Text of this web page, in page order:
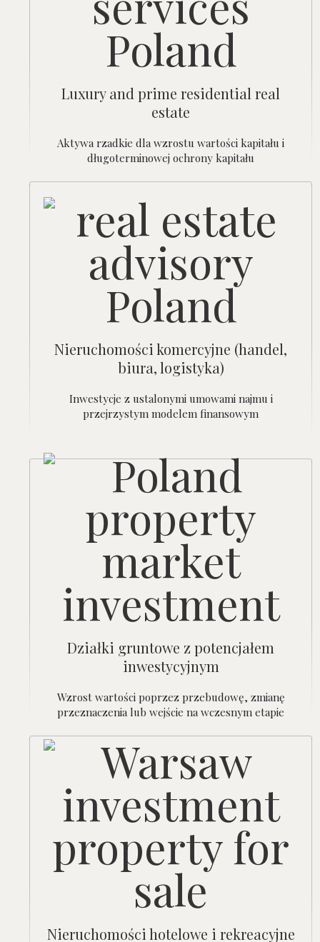
Luxury and prime residential real
estate
Aktywa rzadkie dla wzrostu wartości kapitału i
długoterminowej ochrony kapitału
Nieruchomości komercyjne (handel,
biura, logistyka)
Inwestycje z ustalonymi umowami najmu i
przejrzystym modelem finansowym
Działki gruntowe z potencjałem
inwestycyjnym
Wzrost wartości poprzez przebudowę, zmianę
przeznaczenia lub wejście na wczesnym etapie
Nieruchomości hotelowe i rekreacyjne